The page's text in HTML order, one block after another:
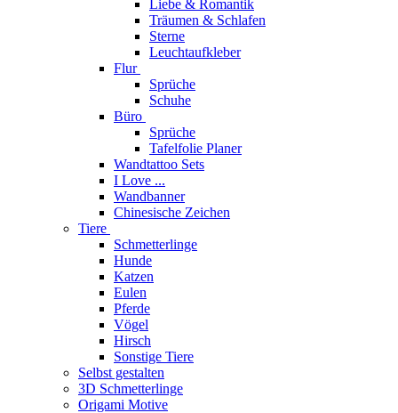
Liebe & Romantik
Träumen & Schlafen
Sterne
Leuchtaufkleber
Flur
Sprüche
Schuhe
Büro
Sprüche
Tafelfolie Planer
Wandtattoo Sets
I Love ...
Wandbanner
Chinesische Zeichen
Tiere
Schmetterlinge
Hunde
Katzen
Eulen
Pferde
Vögel
Hirsch
Sonstige Tiere
Selbst gestalten
3D Schmetterlinge
Origami Motive